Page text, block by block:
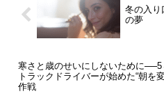
お人柄
なるのか
らは給
示された
るはず
の朱々で
心の支
分への
冬の入り
の夢
寒さと歳のせいにしないために──5
トラックドライバーが始めた“朝を
作戦